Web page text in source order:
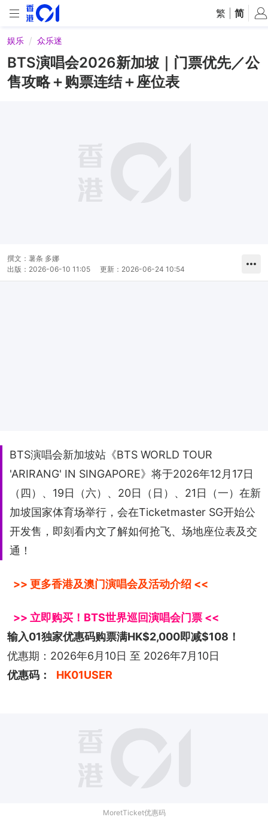
繁 简
娱乐 众乐迷
BTS演唱会2026新加坡｜门票优先／公
售攻略＋购票连结＋座位表
撰文： 薯条 多娜
出版： 2026-06-10 11:05 更新： 2026-06-24 10:54
BTS演唱会新加坡站《BTS WORLD TOUR
'ARIRANG' IN SINGAPORE》将于2026年12月17日
（四）、19日（六）、20日（日）、21日（一）在新
加坡国家体育场举行，会在Ticketmaster SG开始公
开发售，即刻看内文了解如何抢飞、场地座位表及交
通！
>> 更多香港及澳门演唱会及活动介绍 <<
输入01独家优惠码购票满HK$2,000即减$108！
优惠期：2026年6月10日 至 2026年7月10日
优惠码：
HK01USER
MoretTicket优惠码